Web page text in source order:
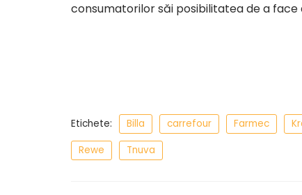
consumatorilor săi posibilitatea de a
Etichete: Billa carrefour Farmec
Rewe
Tnuva